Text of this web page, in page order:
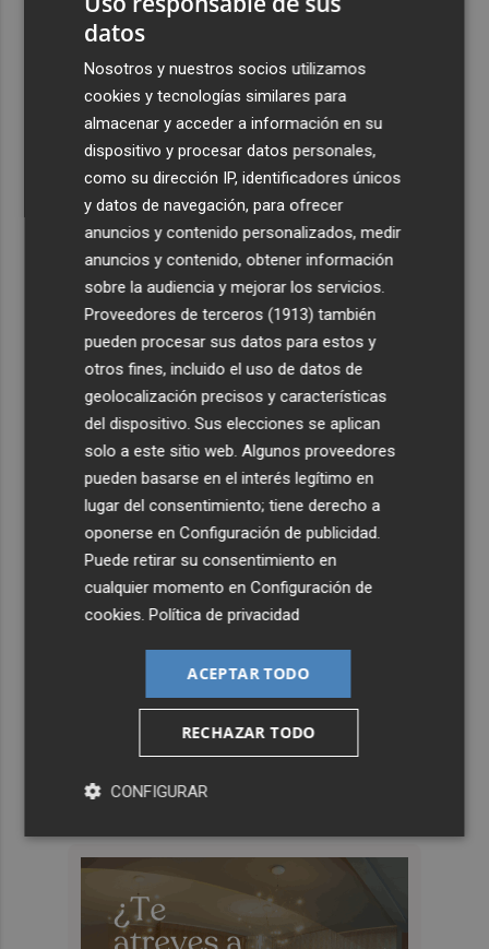
datos
Nosotros y nuestros socios utilizamos
cookies y tecnologías similares para
almacenar y acceder a información en su
dispositivo y procesar datos personales,
como su dirección IP, identificadores únicos
y datos de navegación, para ofrecer
anuncios y contenido personalizados, medir
anuncios y contenido, obtener información
sobre la audiencia y mejorar los servicios.
Proveedores de terceros (1913) también
pueden procesar sus datos para estos y
otros fines, incluido el uso de datos de
geolocalización precisos y características
del dispositivo. Sus elecciones se aplican
solo a este sitio web. Algunos proveedores
pueden basarse en el interés legítimo en
lugar del consentimiento; tiene derecho a
oponerse enConfiguración de publicidad.
Puede retirar su consentimiento en
cualquier momento enConfiguración de
cookies.Política de privacidad
ACEPTAR TODO
RECHAZAR TODO
CONFIGURAR